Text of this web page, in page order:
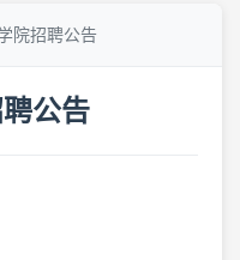
院招聘公告
公告